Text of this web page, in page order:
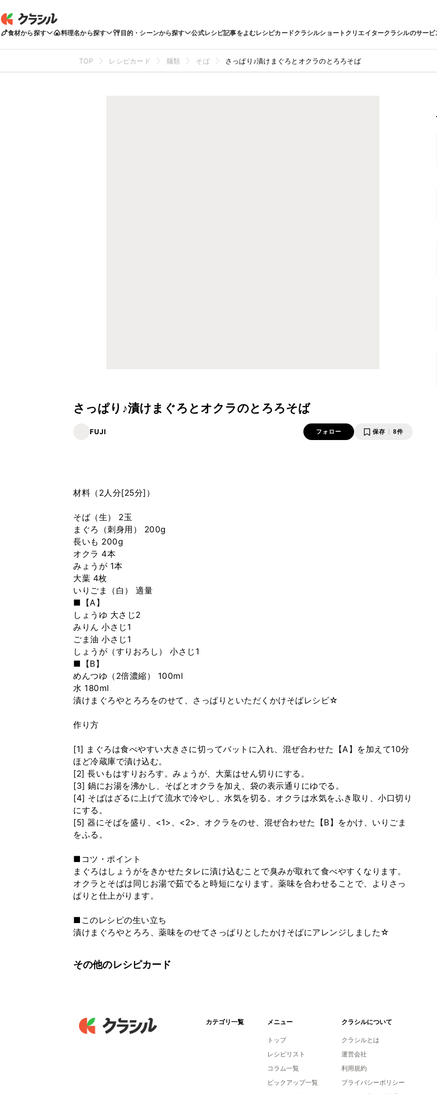
食材から探す 料理名から探す 目的・シーンから探す 公式レシピ記事をよむレシピカードクラシルショートクリエイタークラシルのサービ
TOP レシピカード 麺類 そば さっぱり♪漬けまぐろとオクラのとろろそば
さっぱり♪漬けまぐろとオクラのとろろそば
FUJI フォロー 保存 8件
材料（2人分[25分]）
そば（生） 2玉
まぐろ（刺身用） 200g
長いも 200g
オクラ 4本
みょうが 1本
大葉 4枚
いりごま（白） 適量
■【A】
しょうゆ 大さじ2
みりん 小さじ1
ごま油 小さじ1
しょうが（すりおろし） 小さじ1
■【B】
めんつゆ（2倍濃縮） 100ml
水 180ml
漬けまぐろやとろろをのせて、さっぱりといただくかけそばレシピ☆
作り方
[1] まぐろは食べやすい大きさに切ってバットに入れ、混ぜ合わせた【A】を加えて10分
ほど冷蔵庫で漬け込む。
[2] 長いもはすりおろす。みょうが、大葉はせん切りにする。
[3] 鍋にお湯を沸かし、そばとオクラを加え、袋の表示通りにゆでる。
[4] そばはざるに上げて流水で冷やし、水気を切る。オクラは水気をふき取り、小口切り
にする。
[5] 器にそばを盛り、<1>、<2>、オクラをのせ、混ぜ合わせた【B】をかけ、いりごま
をふる。
■コツ・ポイント
まぐろはしょうがをきかせたタレに漬け込むことで臭みが取れて食べやすくなります。
オクラとそばは同じお湯で茹でると時短になります。薬味を合わせることで、よりさっ
ぱりと仕上がります。
■このレシピの生い立ち
漬けまぐろやとろろ、薬味をのせてさっぱりとしたかけそばにアレンジしました☆
その他のレシピカード
カテゴリ一覧 メニュー
トップ
レシピリスト
コラム一覧
ピックアップ一覧
クラシルについて
クラシルとは
運営会社
利用規約
プライバシーポリシー